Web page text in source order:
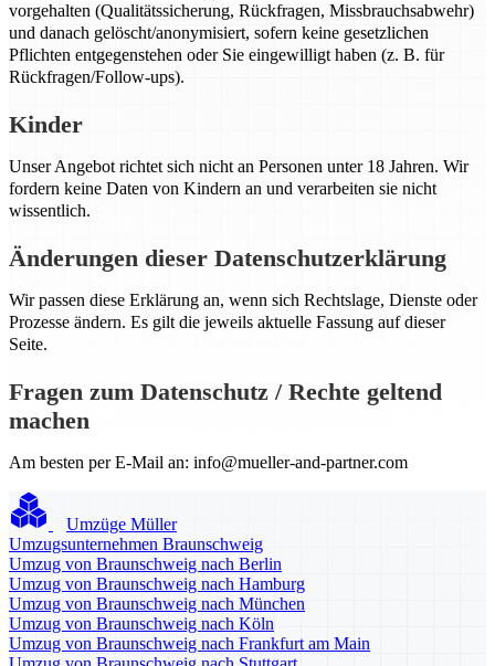
vorgehalten (Qualitätssicherung, Rückfragen, Missbrauchsabwehr)
und danach gelöscht/anonymisiert, sofern keine gesetzlichen
Pflichten entgegenstehen oder Sie eingewilligt haben (z. B. für
Rückfragen/Follow-ups).
Kinder
Unser Angebot richtet sich nicht an Personen unter 18 Jahren. Wir
fordern keine Daten von Kindern an und verarbeiten sie nicht
wissentlich.
Änderungen dieser Datenschutzerklärung
Wir passen diese Erklärung an, wenn sich Rechtslage, Dienste oder
Prozesse ändern. Es gilt die jeweils aktuelle Fassung auf dieser
Seite.
Fragen zum Datenschutz / Rechte geltend
machen
Am besten per E-Mail an: info@mueller-and-partner.com
Umzüge Müller
Umzugsunternehmen Braunschweig
Umzug von Braunschweig nach Berlin
Umzug von Braunschweig nach Hamburg
Umzug von Braunschweig nach München
Umzug von Braunschweig nach Köln
Umzug von Braunschweig nach Frankfurt am Main